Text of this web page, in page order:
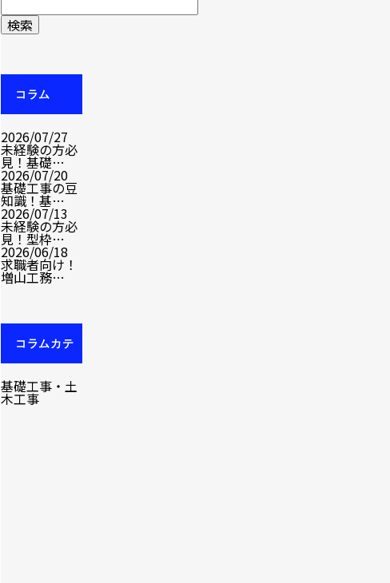
コラム
2026/07/27
未経験の方必
見！基礎…
2026/07/20
基礎工事の豆
知識！基…
2026/07/13
未経験の方必
見！型枠…
2026/06/18
求職者向け！
増山工務…
コラムカテ
ゴリ
基礎工事・土
木工事